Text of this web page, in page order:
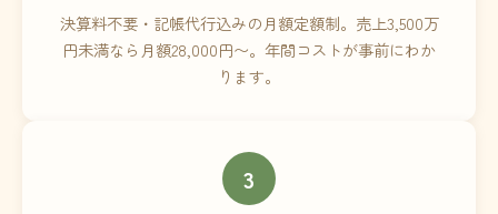
決算料不要・記帳代行込みの月額定額制。売上3,500万
円未満なら月額28,000円〜。年間コストが事前にわか
ります。
3